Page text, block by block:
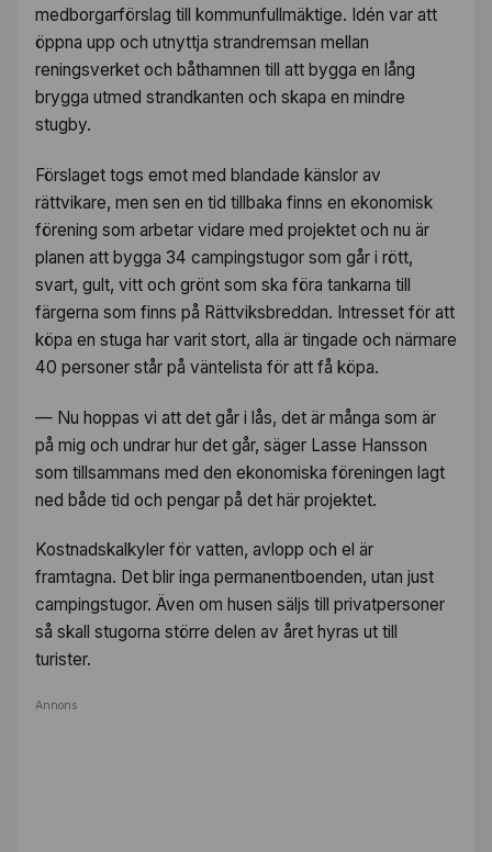
medborgarförslag till kommunfullmäktige. Idén var att
öppna upp och utnyttja strandremsan mellan
reningsverket och båthamnen till att bygga en lång
brygga utmed strandkanten och skapa en mindre
stugby.
Förslaget togs emot med blandade känslor av
rättvikare, men sen en tid tillbaka finns en ekonomisk
förening som arbetar vidare med projektet och nu är
planen att bygga 34 campingstugor som går i rött,
svart, gult, vitt och grönt som ska föra tankarna till
färgerna som finns på Rättviksbreddan. Intresset för att
köpa en stuga har varit stort, alla är tingade och närmare
40 personer står på väntelista för att få köpa.
— Nu hoppas vi att det går i lås, det är många som är
på mig och undrar hur det går, säger Lasse Hansson
som tillsammans med den ekonomiska föreningen lagt
ned både tid och pengar på det här projektet.
Kostnadskalkyler för vatten, avlopp och el är
framtagna. Det blir inga permanentboenden, utan just
campingstugor. Även om husen säljs till privatpersoner
så skall stugorna större delen av året hyras ut till
turister.
Annons